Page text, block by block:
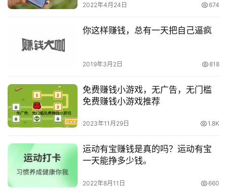
2022年4月24日 674
你这样赚钱，总有一天把自己逼疯
2019年3月2日 818
免费赚钱小游戏，无广告，无门槛
免费赚钱小游戏推荐
2023年11月29日 1.8K
运动有宝赚钱是真的吗？运动有宝
一天能挣多少钱。
2022年8月11日 660